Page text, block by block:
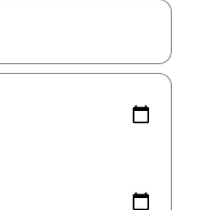
podrás navegar